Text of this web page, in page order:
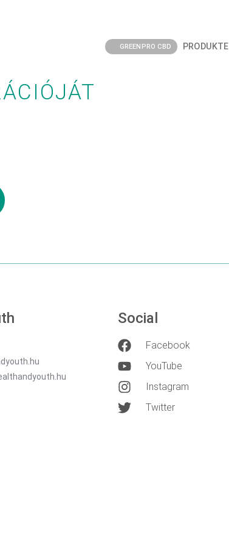
GREENPRO CBD PRODUKTE
Social
Facebook
YouTube
Instagram
Twitter